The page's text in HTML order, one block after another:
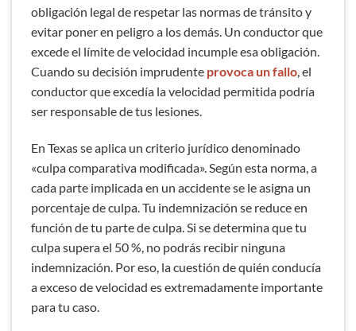
obligación legal de respetar las normas de tránsito y
evitar poner en peligro a los demás. Un conductor que
excede el límite de velocidad incumple esa obligación.
Cuando su decisión imprudente provoca un fallo , el
conductor que excedía la velocidad permitida podría
ser responsable de tus lesiones.
En Texas se aplica un criterio jurídico denominado
«culpa comparativa modificada». Según esta norma, a
cada parte implicada en un accidente se le asigna un
porcentaje de culpa. Tu indemnización se reduce en
función de tu parte de culpa. Si se determina que tu
culpa supera el 50 %, no podrás recibir ninguna
indemnización. Por eso, la cuestión de quién conducía
a exceso de velocidad es extremadamente importante
para tu caso.